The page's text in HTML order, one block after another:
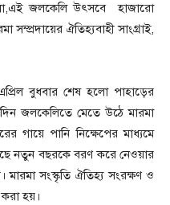
জলকেলি উৎসবে হাজারো
সম্প্রদায়ের ঐতিহ্যবাহী সাংগ্রাই,
বুধবার শেষ হলো পাহাড়ের
জলকেলিতে মেতে উঠে মারমা
গায়ে পানি নিক্ষেপের মাধ্যমে
নতুন বছরকে বরণ করে নেওয়ার
সংস্কৃতি ঐতিহ্য সংরক্ষণ ও
হয়।